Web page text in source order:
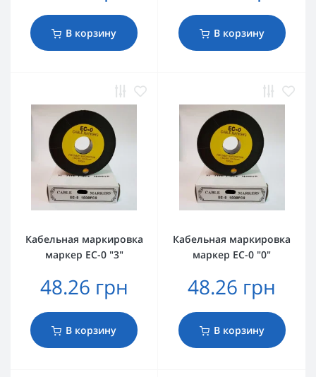
В корзину В корзину
Кабельная маркировка
маркер EC-0 "3"
48.26 грн
В корзину
Кабельная маркировка
маркер EC-0 "0"
48.26 грн
В корзину